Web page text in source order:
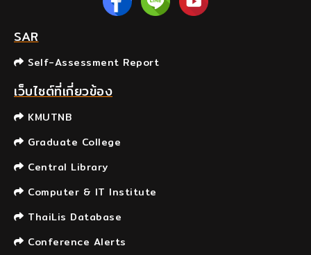
SAR
Self-Assessment Report
เว็บไซต์ที่เกี่ยวข้อง
KMUTNB
Graduate College
Central Library
Computer & IT Institute
ThaiLis Database
Conference Alerts